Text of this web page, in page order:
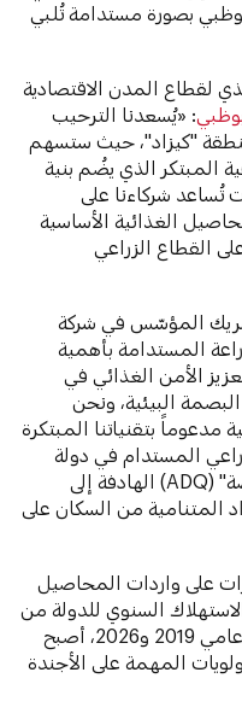
بصورة مستدامة تُلبي
لقطاع المدن الاقتصادية
: «يُسعدنا الترحيب
"كيزاد"، حيث ستسهم
المبتكر الذي يضُم بنية
شركاءنا على
الغذائية الأساسية
القطاع الزراعي
المؤسّس في شركة
المستدامة بأهمية
الأمن الغذائي في
البيئية، ونحن
مدعوماً بتقنياتنا المبتكرة
المستدام في دولة
الإمارات، تماشياً مع مساعي "القابضة" (ADQ) الهادفة إلى
من السكان على
على واردات المحاصيل
السنوي للدولة من
الفواكه والخضروات بنسبة 18% بين عامي 2019 و2026، أصبح
المهمة على الأجندة